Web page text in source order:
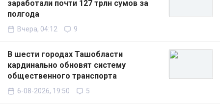
заработали почти 127 трлн сумов за
полгода
Вчера, 04:12 9
В шести городах Ташобласти
кардинально обновят систему
общественного транспорта
6-08-2026, 19:50 5